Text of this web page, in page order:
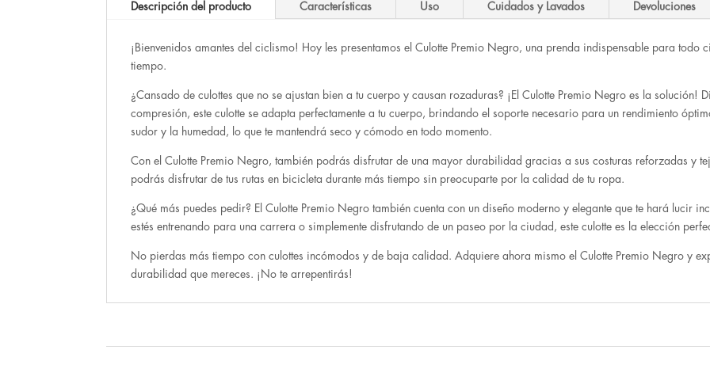
Descripción del producto Características Uso Cuidados y Lavados Devoluciones
¡Bienvenidos amantes del ciclismo! Hoy les presentamos el Culotte Premio Negro, una prenda indispensable para
tiempo.
¿Cansado de culottes que no se ajustan bien a tu cuerpo y causan rozaduras? ¡El Culotte Premio Negro es la solución!
compresión, este culotte se adapta perfectamente a tu cuerpo, brindando el soporte necesario para un rendimiento
sudor y la humedad, lo que te mantendrá seco y cómodo en todo momento.
Con el Culotte Premio Negro, también podrás disfrutar de una mayor durabilidad gracias a sus costuras reforzadas y
podrás disfrutar de tus rutas en bicicleta durante más tiempo sin preocuparte por la calidad de tu ropa.
¿Qué más puedes pedir? El Culotte Premio Negro también cuenta con un diseño moderno y elegante que te hará lucir
estés entrenando para una carrera o simplemente disfrutando de un paseo por la ciudad, este culotte es la elección
No pierdas más tiempo con culottes incómodos y de baja calidad. Adquiere ahora mismo el Culotte Premio Negro y
durabilidad que mereces. ¡No te arrepentirás!